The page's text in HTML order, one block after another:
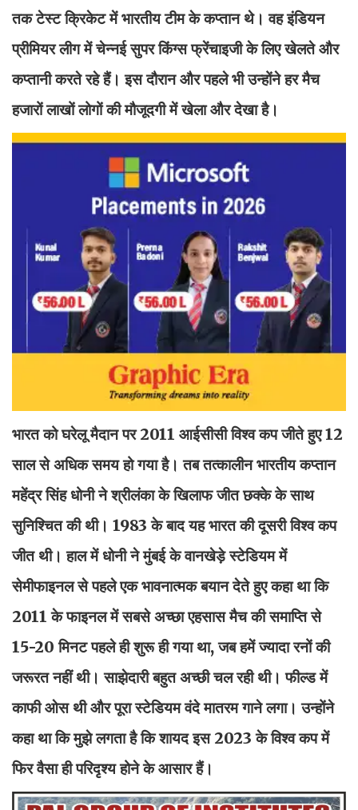
तक टेस्ट क्रिकेट में भारतीय टीम के कप्तान थे। वह इंडियन
प्रीमियर लीग में चेन्नई सुपर किंग्स फ्रेंचाइजी के लिए खेलते और
कप्तानी करते रहे हैं। इस दौरान और पहले भी उन्होंने हर मैच
हजारों लाखों लोगों की मौजूदगी में खेला और देखा है।
भारत को घरेलू मैदान पर 2011 आईसीसी विश्व कप जीते हुए 12
साल से अधिक समय हो गया है। तब तत्कालीन भारतीय कप्तान
महेंद्र सिंह धोनी ने श्रीलंका के खिलाफ जीत छक्के के साथ
सुनिश्चित की थी। 1983 के बाद यह भारत की दूसरी विश्व कप
जीत थी। हाल में धोनी ने मुंबई के वानखेड़े स्टेडियम में
सेमीफाइनल से पहले एक भावनात्मक बयान देते हुए कहा था कि
2011 के फाइनल में सबसे अच्छा एहसास मैच की समाप्ति से
15-20 मिनट पहले ही शुरू ही गया था, जब हमें ज्यादा रनों की
जरूरत नहीं थी। साझेदारी बहुत अच्छी चल रही थी। फील्ड में
काफी ओस थी और पूरा स्टेडियम वंदे मातरम गाने लगा। उन्होंने
कहा था कि मुझे लगता है कि शायद इस 2023 के विश्व कप में
फिर वैसा ही परिदृश्य होने के आसार हैं।